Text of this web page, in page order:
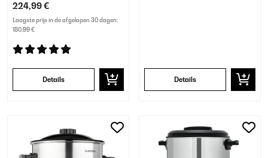
224,99 €
Laagste prijs in de afgelopen 30 dagen:
180,99 €
Details Details